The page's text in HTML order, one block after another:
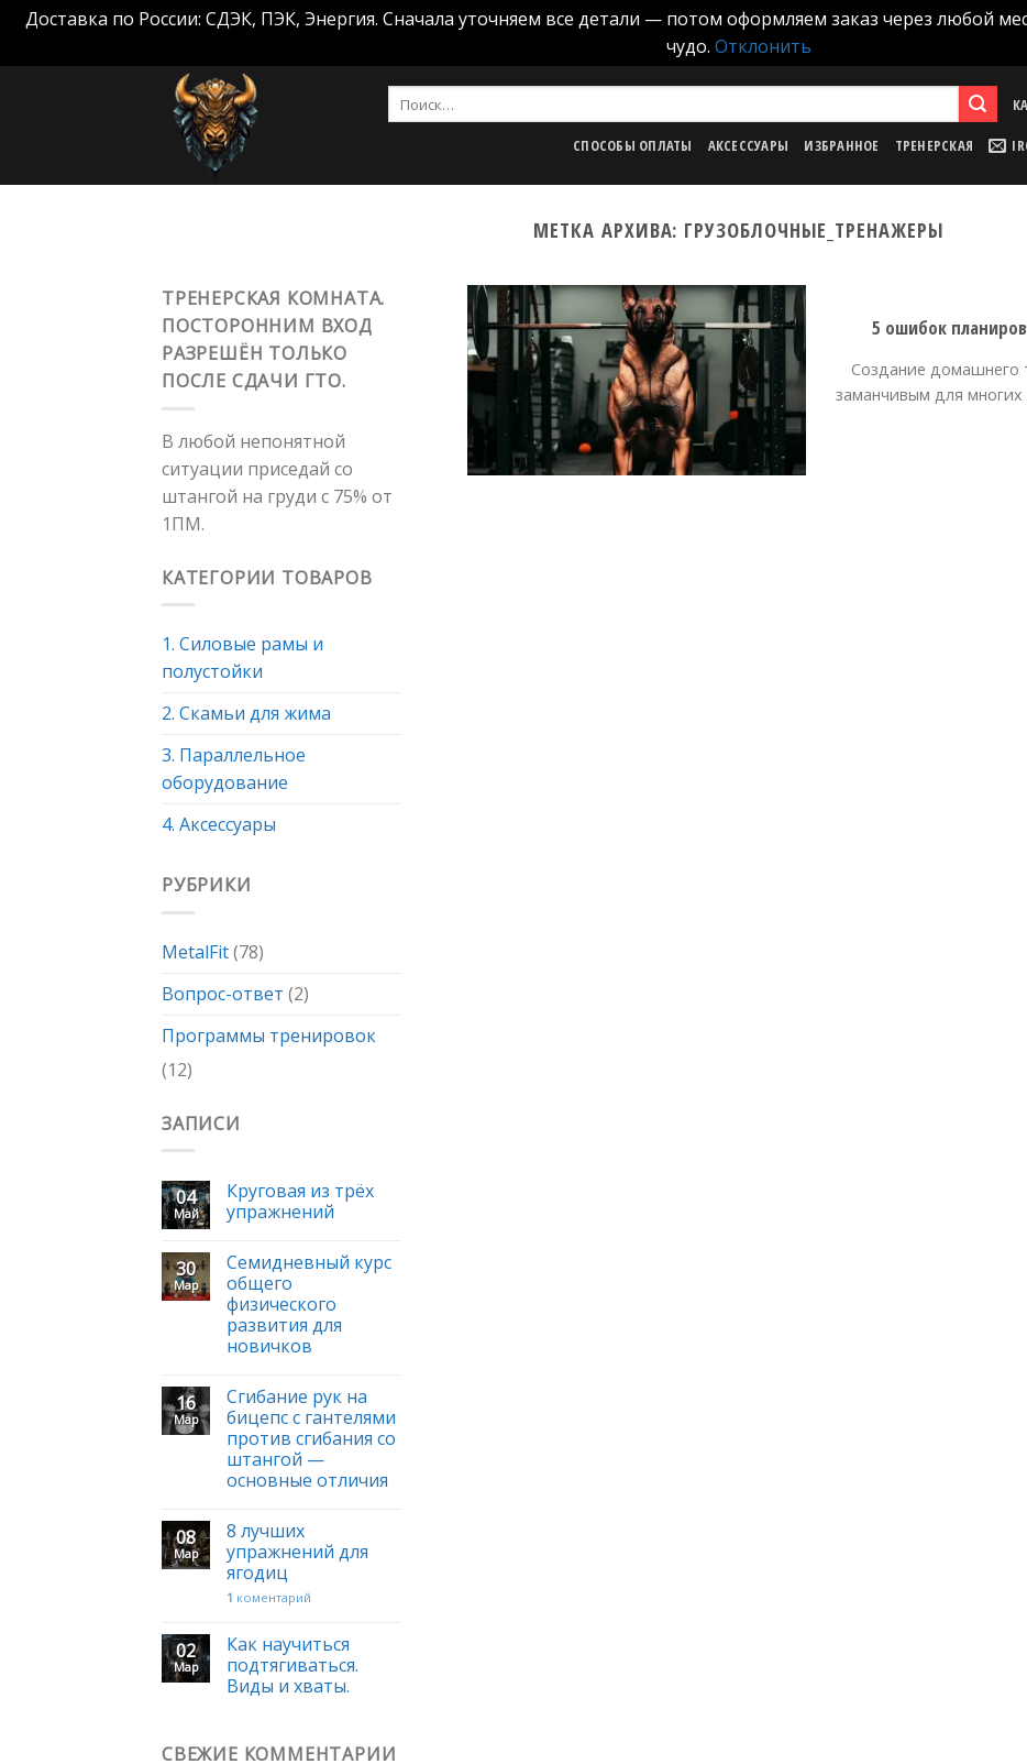
Доставка по России: СДЭК, ПЭК, Энергия. Сначала уточняем все детали — потом оформляем заказ через любой
чудо. Отклонить
СПОСОБЫ ОПЛАТЫ АКСЕССУАРЫ ИЗБРАННОЕ ТРЕНЕРСКАЯ
МЕТКА АРХИВА: ГРУЗОБЛОЧНЫЕ_ТРЕНАЖЕРЫ
ТРЕНЕРСКАЯ КОМНАТА.
ПОСТОРОННИМ ВХОД
РАЗРЕШЁН ТОЛЬКО
ПОСЛЕ СДАЧИ ГТО.
В любой непонятной
ситуации приседай со
штангой на груди с 75% от
1ПМ.
КАТЕГОРИИ ТОВАРОВ
1. Силовые рамы и
полустойки
2. Скамьи для жима
3. Параллельное
оборудование
4. Аксессуары
РУБРИКИ
MetalFit(78)
Вопрос-ответ (2)
Программы тренировок
(12)
ЗАПИСИ
04
Май
Круговая из трёх
упражнений
30
Мар
Семидневный курс
общего
физического
развития для
новичков
16
Мар
Сгибание рук на
бицепс с гантелями
против сгибания со
штангой —
основные отличия
08
Мар
8 лучших
упражнений для
ягодиц
1 коментарий
02
Мар
Как научиться
подтягиваться.
Виды и хваты.
СВЕЖИЕ КОММЕНТАРИИ
5 ошибок
Создание домашнего
заманчивым для